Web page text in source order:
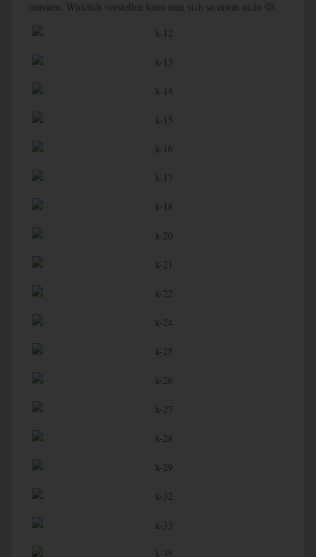
mussten. Wirklich vorstellen kann man sich so etwas nicht 😥.